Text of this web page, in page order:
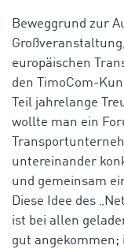
Beweggrund zur
europäischen
den TimoCom-
Teil jahrelange
wollte man ein
untereinander
und gemeinsam
Diese Idee des
ist bei allen
gut angekommen;